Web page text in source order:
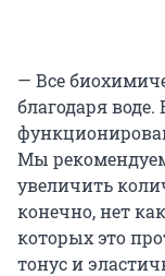
— Все
благодаря
Мы
увеличить
конечно, нет
которых это
тонус и